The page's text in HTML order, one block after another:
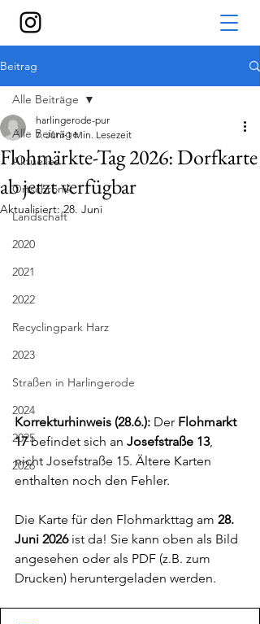
Beitrag
Alle Beiträge
Aktuelles
Ortschronik
Landschaft
2020
2021
2022
Recyclingpark Harz
2023
Straßen in Harlingerode
2024
2025
2026
Alle Beiträge
Flohmärkte-Tag 2026: Dorfkarte
ab jetzt verfügbar
harlingerode-pur
7. Juni 1 Min. Lesezeit
Aktualisiert:28. Juni
Korrekturhinweis (28.6.): Der Flohmarkt
17 befindet sich an Josefstraße 13,
nicht Josefstraße 15. Ältere Karten
enthalten noch den Fehler.
Die Karte für den Flohmarkttag am 28.
Juni 2026 ist da! Sie kann oben als Bild
angesehen oder als PDF (z.B. zum
Drucken) heruntergeladen werden.